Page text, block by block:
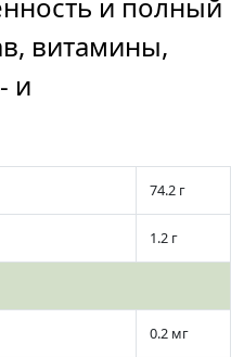
витамины,
и
74.2 г
1.2 г
0.2 мг